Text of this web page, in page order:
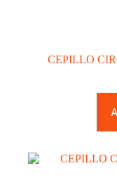
CEPILLO